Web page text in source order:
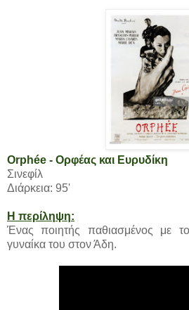
Orphée - Ορφέας και Ευρυδίκη
Σινεφίλ
Διάρκεια: 95'
Η περίληψη:
Ένας ποιητής παθιασμένος με
γυναίκα του στον Άδη.